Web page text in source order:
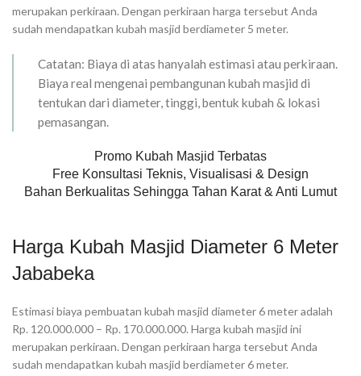
merupakan perkiraan. Dengan perkiraan harga tersebut Anda
sudah mendapatkan kubah masjid berdiameter 5 meter.
Catatan: Biaya di atas hanyalah estimasi atau perkiraan.
Biaya real mengenai pembangunan kubah masjid di
tentukan dari diameter, tinggi, bentuk kubah & lokasi
pemasangan.
Promo Kubah Masjid Terbatas
Free Konsultasi Teknis, Visualisasi & Design
Bahan Berkualitas Sehingga Tahan Karat & Anti Lumut
Harga Kubah Masjid Diameter 6 Meter
Jababeka
Estimasi biaya pembuatan kubah masjid diameter 6 meter adalah
Rp. 120.000.000 – Rp. 170.000.000. Harga kubah masjid ini
merupakan perkiraan. Dengan perkiraan harga tersebut Anda
sudah mendapatkan kubah masjid berdiameter 6 meter.